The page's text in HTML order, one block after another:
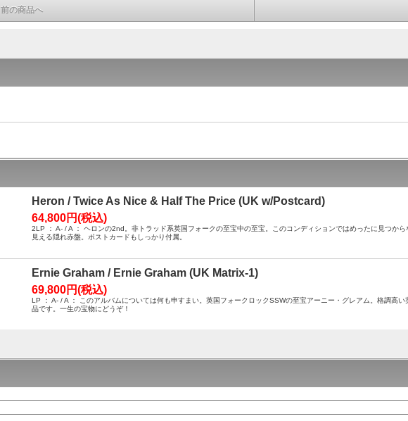
前の商品へ
Heron / Twice As Nice & Half The Price (UK w/Postcard)
64,800円(税込)
2LP ： A- / A ： ヘロンの2nd。非トラッド系英国フォークの至宝中の至宝。このコンディションではめったに見つか
見える隠れ赤盤。ポストカードもしっかり付属。
Ernie Graham / Ernie Graham (UK Matrix-1)
69,800円(税込)
LP ： A- / A ： このアルバムについては何も申すまい。英国フォークロックSSWの至宝アーニー・グレアム。格調高
品です。一生の宝物にどうぞ！